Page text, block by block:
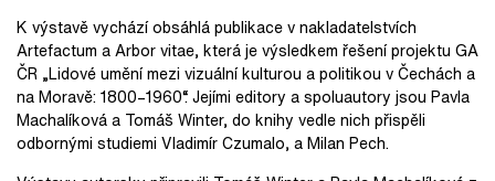
K výstavě vychází obsáhlá publikace v nakladatelstvích
Artefactum a Arbor vitae, která je výsledkem řešení projektu GA
ČR „Lidové umění mezi vizuální kulturou a politikou v Čechách a
na Moravě: 1800–1960“. Jejími editory a spoluautory jsou Pavla
Machalíková a Tomáš Winter, do knihy vedle nich přispěli
odbornými studiemi Vladimír Czumalo, a Milan Pech.